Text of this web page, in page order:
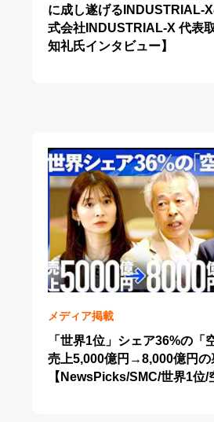
に成し遂げるINDUSTRIAL-
式会社INDUSTRIAL-X 代表
知礼氏インタビュー】
メディア掲載
「世界1位」シェア36%の「
売上5,000億円→8,000億円の
【NewsPicks/SMC/世界1位/